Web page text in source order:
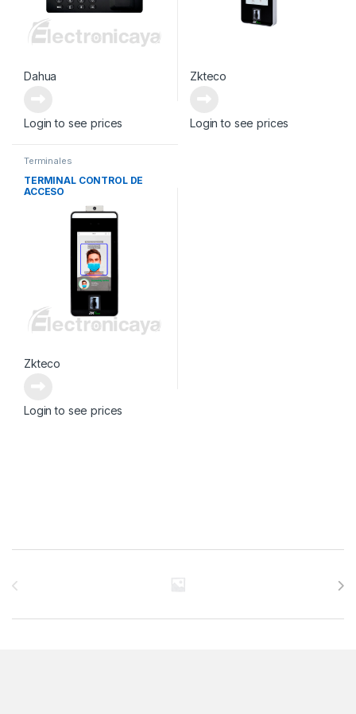
Dahua
Login to see prices
Zkteco
Login to see prices
Terminales
TERMINAL CONTROL DE
ACCESO
Zkteco
Login to see prices